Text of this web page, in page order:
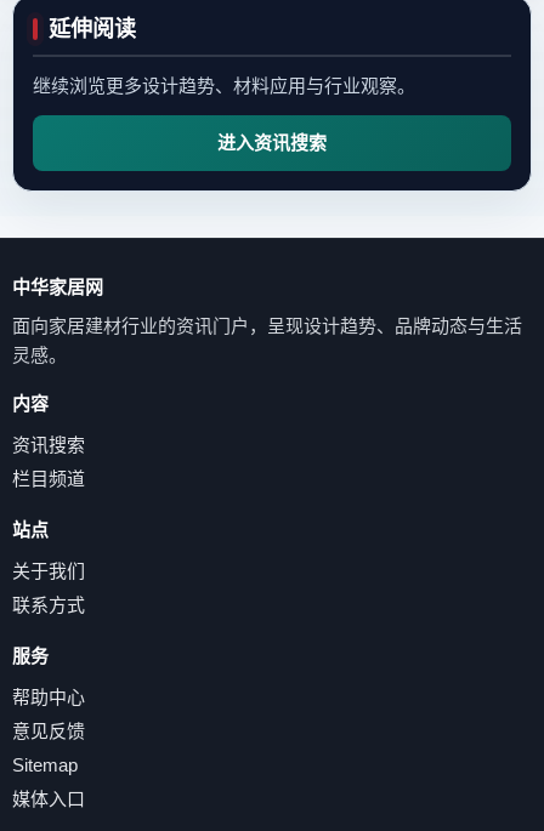
延伸阅读
继续浏览更多设计趋势、材料应用与行业观察。
进入资讯搜索
中华家居网
面向家居建材行业的资讯门户，呈现设计趋势、品牌动态与生活
灵感。
内容
资讯搜索
栏目频道
站点
关于我们
联系方式
服务
帮助中心
意见反馈
Sitemap
媒体入口